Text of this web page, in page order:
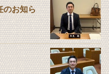
のお知ら